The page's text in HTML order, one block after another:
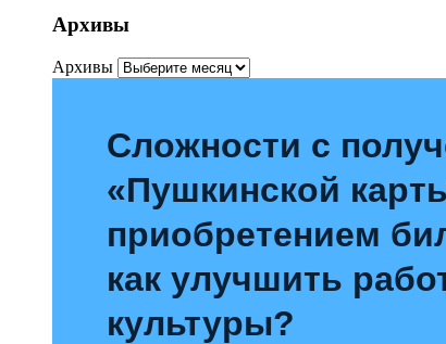
Архивы
Архивы
Сложности с
«Пушкинской
приобретением
как улучшить
культуры?